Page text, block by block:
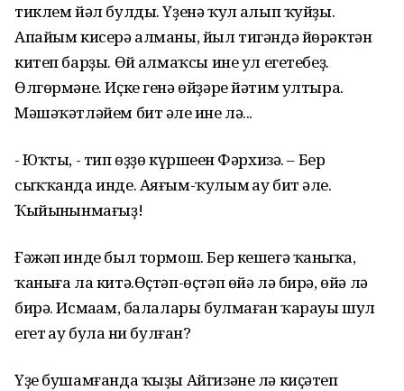
тиклем йәл булды. Үҙенә ҡул һалып ҡуйҙы.
Апайым кисерә алманы, йыл тигәндә йөрәктән
китеп барҙы. Өй һалмаҡсы ине ул егетебеҙ.
Өлгөрмәне. Иҫке генә өйҙәре йәтим ултыра.
Мәшәҡәтләйем бит әле һине лә...
- Юҡты, - тип өҙҙө күршеһен Фәрхизә. – Бер
сыҡҡанда инде. Аяғым-ҡулым һау бит әле.
Ҡыйынһынмағыҙ!
Ғәжәп инде был тормош. Бер кешегә ҡаныҡһа,
ҡаныға ла китә.Өҫтәп-өҫтәп өйә лә бирә, өйә лә
бирә. Исмаһам, балалары булмаған ҡарауы шул
егет һау булһа ни булған?
Үҙе бушамғанда ҡыҙы Айгизәне лә киҫәтеп